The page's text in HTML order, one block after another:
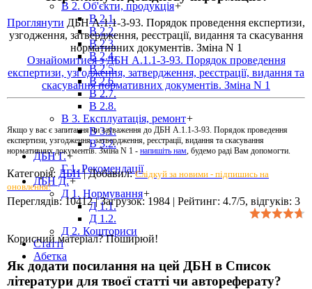
В 2. Об'єкти, продукція+
В 2.1.
В 2.2.
В 2.3.
В 2.4.
В 2.5.
В 2.6.
В 2.7.
В 2.8.
В 3. Експлуатація, ремонт+
В 3.1.
В 3.2.
ДБН Г.+
Г 1. Рекомендації
ДБН Д.+
Д 1. Нормування+
Д 1.1.
Д 1.2.
Д 2. Кошториси
Статті
Абетка
Проглянути ДБН А.1.1-3-93. Порядок проведення експертизи,
узгодження, затвердження, реєстрації, видання та скасування
нормативних документів. Зміна N 1
Ознайомитися з ДБН А.1.1-3-93. Порядок проведення
експертизи, узгодження, затвердження, реєстрації, видання та
скасування нормативних документів. Зміна N 1
Якщо у вас є запитання чи зауваження до ДБН А.1.1-3-93. Порядок проведення
експертизи, узгодження, затвердження, реєстрації, видання та скасування
нормативних документів. Зміна N 1 - напишіть нам, будемо раді Вам допомогти.
Категорія: ДБН|Добавил: Слідкуй за новими - підпишись на
оновлення!
Переглядів: 10412|Загрузок: 1984 | Рейтинг: 4.7/5, відгуків: 3
Корисний матеріал? Поширюй!
Як додати посилання на цей ДБН в Список
літератури для твоєї статті чи автореферату?